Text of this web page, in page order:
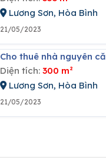
Lương Sơn, Hòa Bình
21/05/2023
Cho thuê nhà nguyên
Diện tích: 300 m²
Lương Sơn, Hòa Bình
21/05/2023